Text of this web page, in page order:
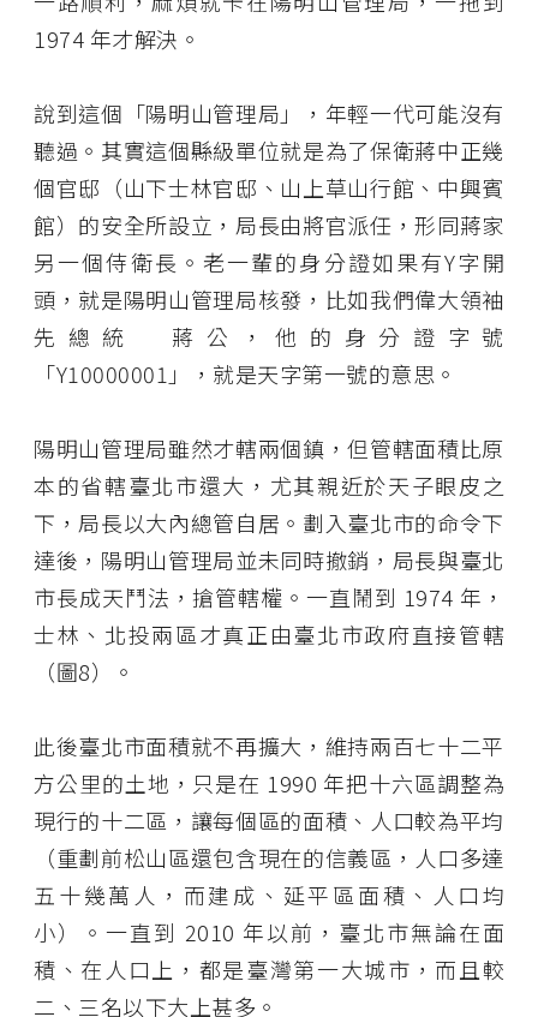
1974 年才解決。
說到這個「陽明山管理局」，年輕一代可能沒有
聽過。其實這個縣級單位就是為了保衛蔣中正幾
個官邸（山下士林官邸、山上草山行館、中興賓
館）的安全所設立，局長由將官派任，形同蔣家
另一個侍衛長。老一輩的身分證如果有Y字開
頭，就是陽明山管理局核發，比如我們偉大領袖
先總統 蔣公，他的身分證字號
「Y10000001」，就是天字第一號的意思。
陽明山管理局雖然才轄兩個鎮，但管轄面積比原
本的省轄臺北市還大，尤其親近於天子眼皮之
下，局長以大內總管自居。劃入臺北市的命令下
達後，陽明山管理局並未同時撤銷，局長與臺北
市長成天鬥法，搶管轄權。一直鬧到 1974 年，
士林、北投兩區才真正由臺北市政府直接管轄
（圖8）。
此後臺北市面積就不再擴大，維持兩百七十二平
方公里的土地，只是在 1990 年把十六區調整為
現行的十二區，讓每個區的面積、人口較為平均
（重劃前松山區還包含現在的信義區，人口多達
五十幾萬人，而建成、延平區面積、人口均
小）。一直到 2010 年以前，臺北市無論在面
積、在人口上，都是臺灣第一大城市，而且較
二、三名以下大上甚多。